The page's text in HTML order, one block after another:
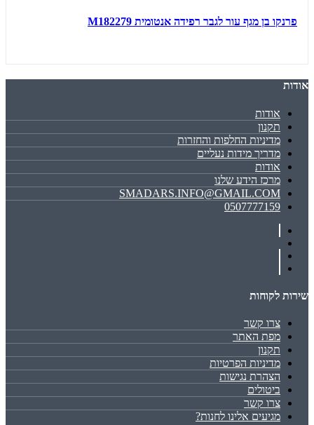
פרנקו בן מגף עור לגבר רפידה אנטומית M182279
אודות
אודות
תקנון
מדיניות החלפות והחזרות
מדריך מידות נעליים
אודות
מרכז הידע שלנו
SMADARS.INFO@GMAIL.COM
0507777159
שירות לקוחות
צרו קשר
מפת האתר
תקנון
מדיניות הפרטיות
הצהרת נגישות
ביטולים
צרו קשר
מגיעים אלינו לחנות?